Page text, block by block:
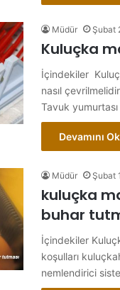
Müdür Şubat
Kuluçka
İçindekiler
nasıl
Tavuk
Devamını
Müdür Şubat
kuluçka
buhar
İçindekiler
koşulları
nemlendirici